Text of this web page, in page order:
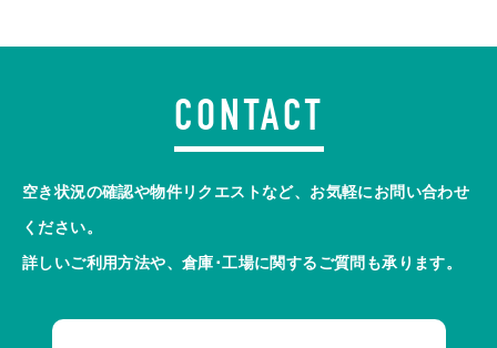
CONTACT
空き状況の確認や物件リクエストなど、お気軽にお問い合わせ
ください。
詳しいご利用方法や、倉庫･工場に関するご質問も承ります。